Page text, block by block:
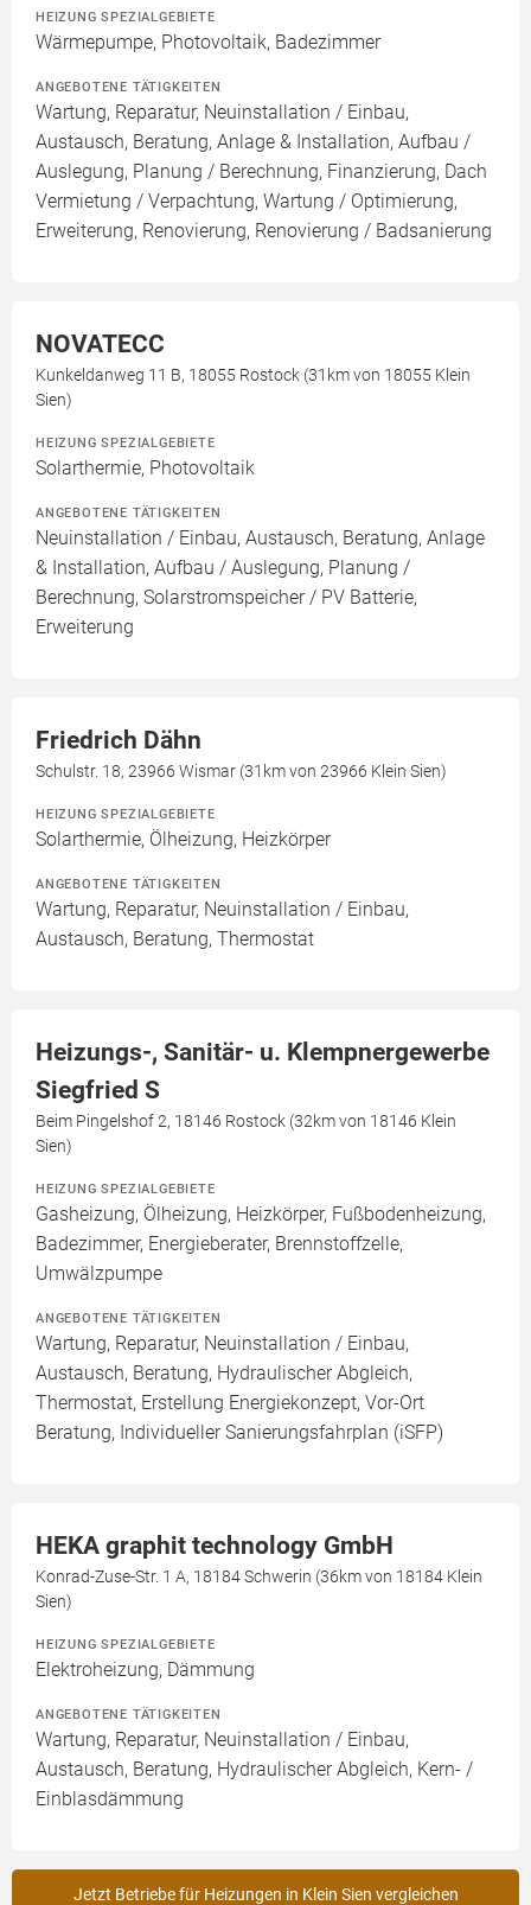
HEIZUNG SPEZIALGEBIETE
Wärmepumpe, Photovoltaik, Badezimmer
ANGEBOTENE TÄTIGKEITEN
Wartung, Reparatur, Neuinstallation / Einbau,
Austausch, Beratung, Anlage & Installation, Aufbau /
Auslegung, Planung / Berechnung, Finanzierung, Dach
Vermietung / Verpachtung, Wartung / Optimierung,
Erweiterung, Renovierung, Renovierung / Badsanierung
NOVATECC
Kunkeldanweg 11 B, 18055 Rostock (31km von 18055 Klein
Sien)
HEIZUNG SPEZIALGEBIETE
Solarthermie, Photovoltaik
ANGEBOTENE TÄTIGKEITEN
Neuinstallation / Einbau, Austausch, Beratung, Anlage
& Installation, Aufbau / Auslegung, Planung /
Berechnung, Solarstromspeicher / PV Batterie,
Erweiterung
Friedrich Dähn
Schulstr. 18, 23966 Wismar (31km von 23966 Klein Sien)
HEIZUNG SPEZIALGEBIETE
Solarthermie, Ölheizung, Heizkörper
ANGEBOTENE TÄTIGKEITEN
Wartung, Reparatur, Neuinstallation / Einbau,
Austausch, Beratung, Thermostat
Heizungs-, Sanitär- u. Klempnergewerbe
Siegfried S
Beim Pingelshof 2, 18146 Rostock (32km von 18146 Klein
Sien)
HEIZUNG SPEZIALGEBIETE
Gasheizung, Ölheizung, Heizkörper, Fußbodenheizung,
Badezimmer, Energieberater, Brennstoffzelle,
Umwälzpumpe
ANGEBOTENE TÄTIGKEITEN
Wartung, Reparatur, Neuinstallation / Einbau,
Austausch, Beratung, Hydraulischer Abgleich,
Thermostat, Erstellung Energiekonzept, Vor-Ort
Beratung, Individueller Sanierungsfahrplan (iSFP)
HEKA graphit technology GmbH
Konrad-Zuse-Str. 1 A, 18184 Schwerin (36km von 18184 Klein
Sien)
HEIZUNG SPEZIALGEBIETE
Elektroheizung, Dämmung
ANGEBOTENE TÄTIGKEITEN
Wartung, Reparatur, Neuinstallation / Einbau,
Austausch, Beratung, Hydraulischer Abgleich, Kern- /
Einblasdämmung
Jetzt Betriebe für Heizungen in Klein Sien vergleichen